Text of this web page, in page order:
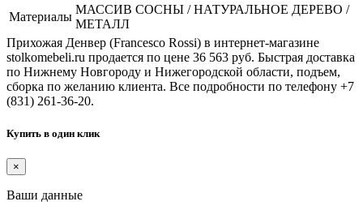
Материалы
МАССИВ СОСНЫ / НАТУРАЛЬНОЕ ДЕРЕВО /
МЕТАЛЛ
Прихожая Денвер (Francesco Rossi) в интернет-магазине
stolkomebeli.ru продается по цене 36 563 руб. Быстрая доставка
по Нижнему Новгороду и Нижегородской области, подъем,
сборка по желанию клиента. Все подробности по телефону +7
(831) 261-36-20.
Купить в один клик
×
Ваши данные